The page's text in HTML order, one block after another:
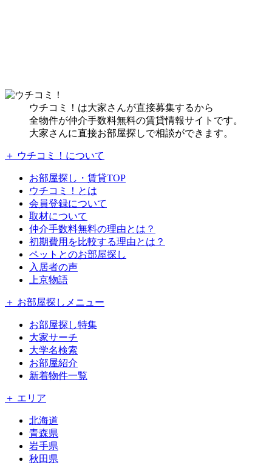
ウチコミ！は大家さんが直接募集するから
全物件が仲介手数料無料の賃貸情報サイトです。
大家さんに直接お部屋探しで相談ができます。
＋ ウチコミ！について
お部屋探し・賃貸TOP
ウチコミ！とは
会員登録について
取材について
仲介手数料無料の理由とは？
初期費用を比較する理由とは？
ペットとのお部屋探し
入居者の声
上京物語
＋ お部屋探しメニュー
お部屋探し特集
大家サーチ
大学名検索
お部屋紹介
新着物件一覧
＋ エリア
北海道
青森県
岩手県
秋田県